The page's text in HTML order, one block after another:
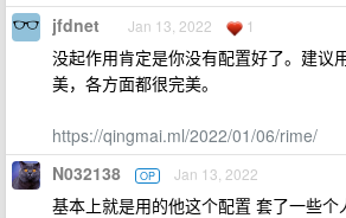
jfdnet Jan 13, 2022 1
没起作用肯定是你没有配置好了。建议
美，各方面都很完美。
https://qingmai.ml/2022/01/06/rime/
N032138 OP Jan 13, 2022
基本上就是用的他这个配置 套了一些个